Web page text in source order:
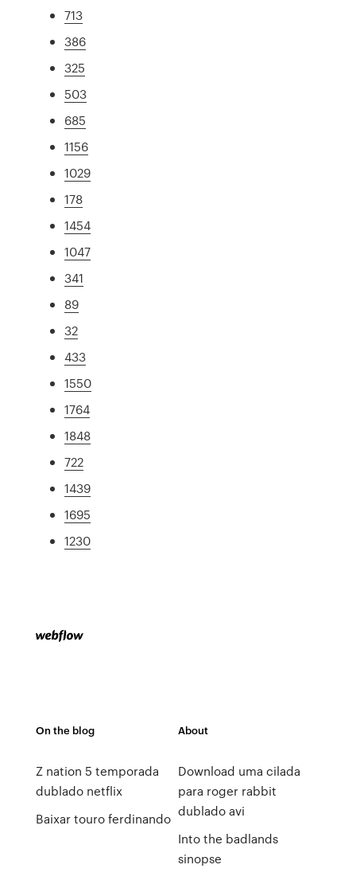
713
386
325
503
685
1156
1029
178
1454
1047
341
89
32
433
1550
1764
1848
722
1439
1695
1230
On the blog
Z nation 5 temporada
dublado netflix
Baixar touro ferdinando
About
Download uma cilada
para roger rabbit
dublado avi
Into the badlands
sinopse